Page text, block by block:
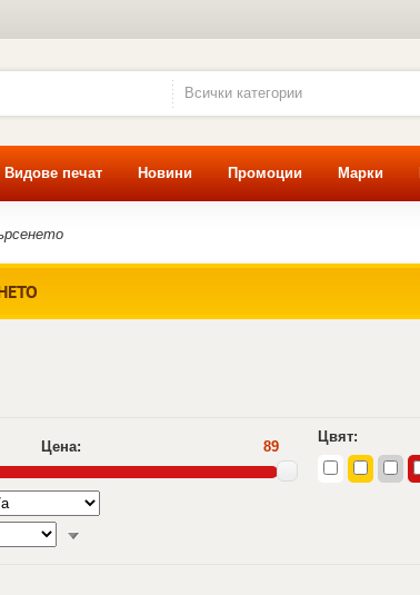
Всички категории
Видове печат Новини Промоции Марки
Цена: 89
Цвят: